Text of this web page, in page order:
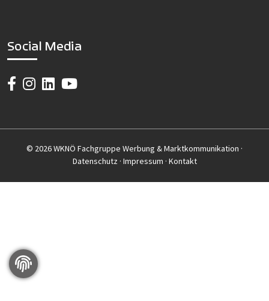
Social Media
© 2026 WKNÖ Fachgruppe Werbung & Marktkommunikation ·
Datenschutz· Impressum · Kontakt